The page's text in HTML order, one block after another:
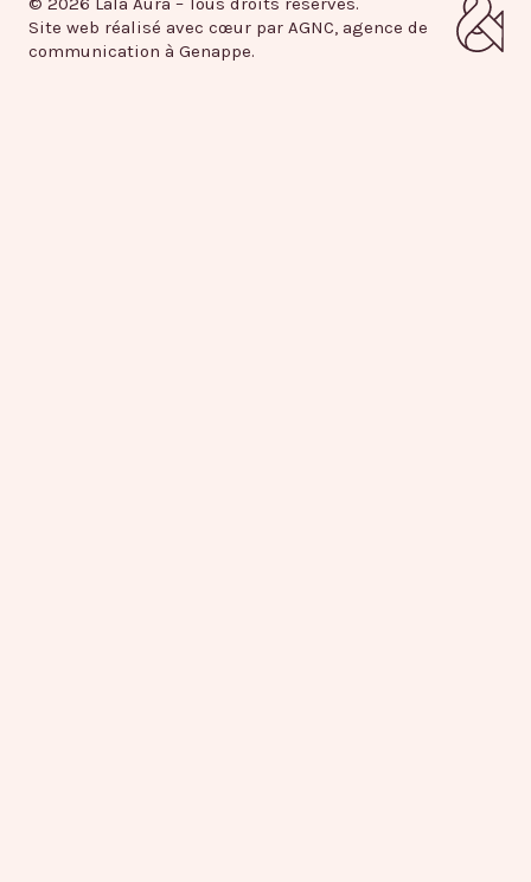
Site web réalisé avec cœur par AGNC, agence de
communication à Genappe.